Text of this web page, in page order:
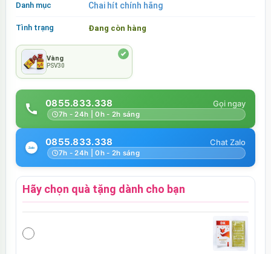
Danh mục Chai hít chính hãng
Tình trạng Đang còn hàng
Vàng
PSV30
0855.833.338
7h - 24h | 0h - 2h sáng
0855.833.338
7h - 24h | 0h - 2h sáng
Hãy chọn quà tặng dành cho bạn